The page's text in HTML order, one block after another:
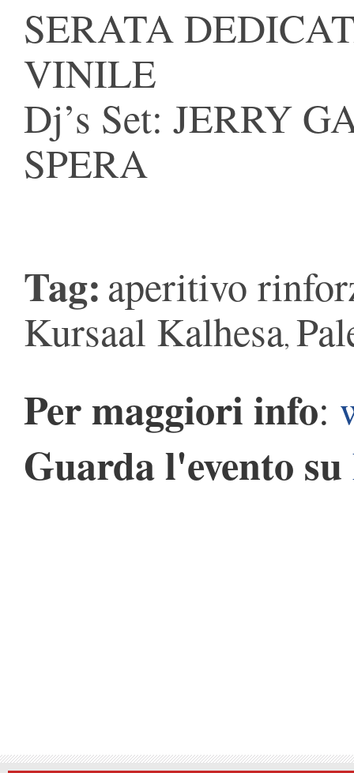
SERATA
VINILE
Dj’s Set: JERRY
SPERA
Tag: aperitivo
Kursaal Kalhesa,
Per maggiori info:
Guarda l'evento su